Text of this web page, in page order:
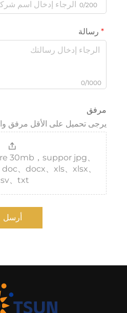
0/200
رسالة
0/1000
مرفق
يرجى تحميل على الأقل مرفق
30mb，suppor jpg、
、docx、xls、xlsx、
、txt
أرسل